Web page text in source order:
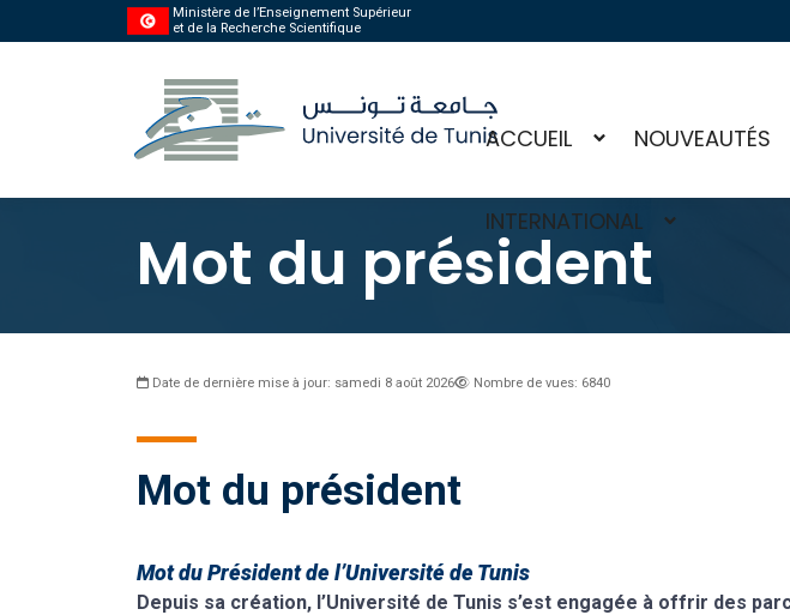
Ministère de l’Enseignement Supérieur
et de la Recherche Scientifique
ACCUEIL NOUVEAUTÉS
INTERNATIONAL
Mot du président
Date de dernière mise à jour: samedi 8 août 2026 Nombre de vues: 6840
Mot du président
Mot du Président de l’Université de Tunis
Depuis sa création, l’Université de Tunis s’est engagée à offrir des